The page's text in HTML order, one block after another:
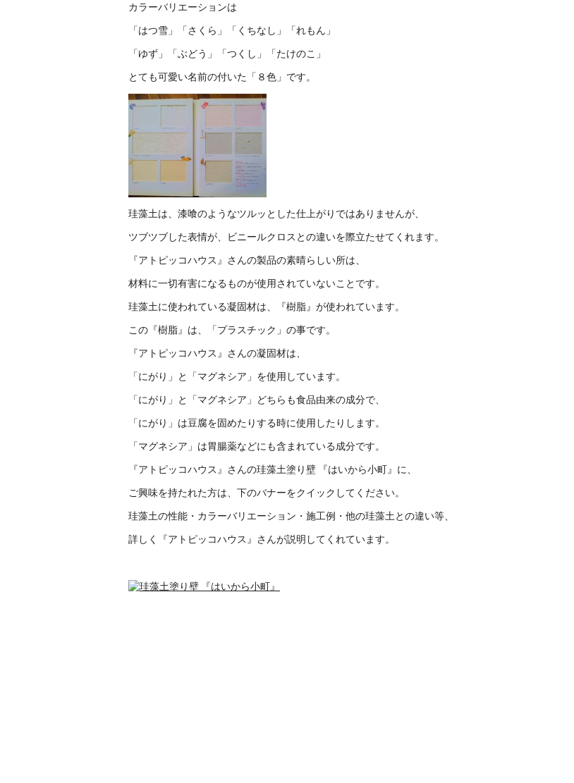
カラーバリエーションは
「はつ雪」「さくら」「くちなし」「れもん」
「ゆず」「ぶどう」「つくし」「たけのこ」
とても可愛い名前の付いた「８色」です。
珪藻土は、漆喰のようなツルッとした仕上がりではありませんが、
ツブツブした表情が、ビニールクロスとの違いを際立たせてくれます。
『アトピッコハウス』さんの製品の素晴らしい所は、
材料に一切有害になるものが使用されていないことです。
珪藻土に使われている凝固材は、『樹脂』が使われています。
この『樹脂』は、「プラスチック」の事です。
『アトピッコハウス』さんの凝固材は、
「にがり」と「マグネシア」を使用しています。
「にがり」と「マグネシア」どちらも食品由来の成分で、
「にがり」は豆腐を固めたりする時に使用したりします。
「マグネシア」は胃腸薬などにも含まれている成分です。
『アトピッコハウス』さんの珪藻土塗り壁 『はいから小町』に、
ご興味を持たれた方は、下のバナーをクイックしてください。
珪藻土の性能・カラーバリエーション・施工例・他の珪藻土との違い等、
詳しく『アトピッコハウス』さんが説明してくれています。